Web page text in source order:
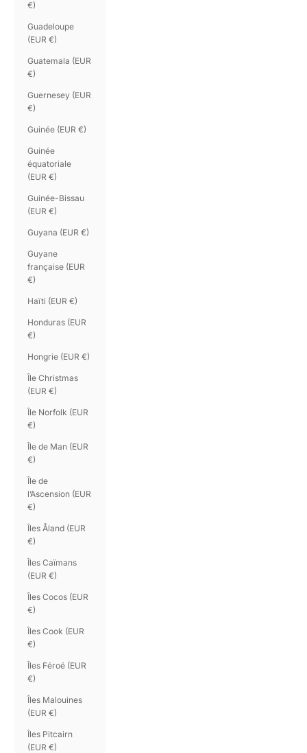
€)
Guadeloupe
(EUR €)
Guatemala (EUR
€)
Guernesey (EUR
€)
Guinée (EUR €)
Guinée
équatoriale
(EUR €)
Guinée-Bissau
(EUR €)
Guyana (EUR €)
Guyane
française (EUR
€)
Haïti (EUR €)
Honduras (EUR
€)
Hongrie (EUR €)
Île Christmas
(EUR €)
Île Norfolk (EUR
€)
Île de Man (EUR
€)
Île de
l’Ascension (EUR
€)
Îles Åland (EUR
€)
Îles Caïmans
(EUR €)
Îles Cocos (EUR
€)
Îles Cook (EUR
€)
Îles Féroé (EUR
€)
Îles Malouines
(EUR €)
Îles Pitcairn
(EUR €)